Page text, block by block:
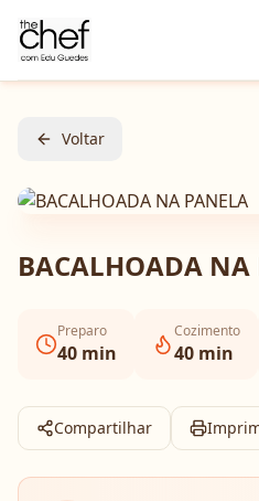
Voltar
BACALHOADA NA
Preparo
40 min
Cozimento
40 min
Compartilhar